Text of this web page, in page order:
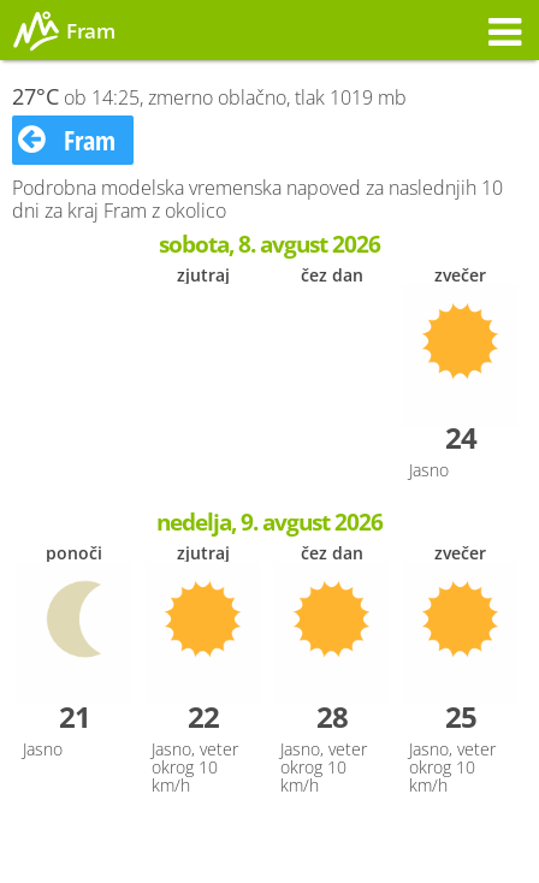
Fram
27°C ob 14:25, zmerno oblačno, tlak 1019 mb
Fram
Podrobna modelska vremenska napoved za naslednjih 10
dni za kraj Fram z okolico
sobota, 8. avgust 2026
zjutraj čez dan zvečer
24
Jasno
nedelja, 9. avgust 2026
ponoči
21
Jasno
zjutraj
22
Jasno, veter
okrog 10
km/h
čez dan
28
Jasno, veter
okrog 10
km/h
zvečer
25
Jasno, veter
okrog 10
km/h